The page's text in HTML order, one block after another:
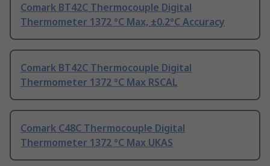
Comark BT42C Thermocouple Digital
Thermometer 1372 °C Max, ±0.2°C Accuracy
Comark BT42C Thermocouple Digital
Thermometer 1372 °C Max RSCAL
Comark C48C Thermocouple Digital
Thermometer 1372 °C Max UKAS